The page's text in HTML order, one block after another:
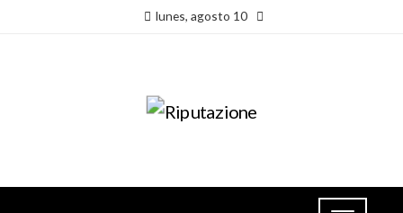
lunes, agosto 10